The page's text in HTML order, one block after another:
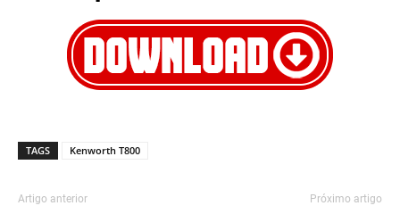
TAGS Kenworth T800
Artigo anterior Próximo artigo